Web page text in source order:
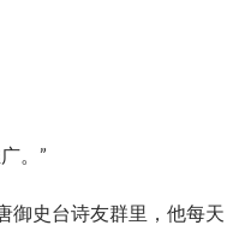
。”
御史台诗友群里，他每天